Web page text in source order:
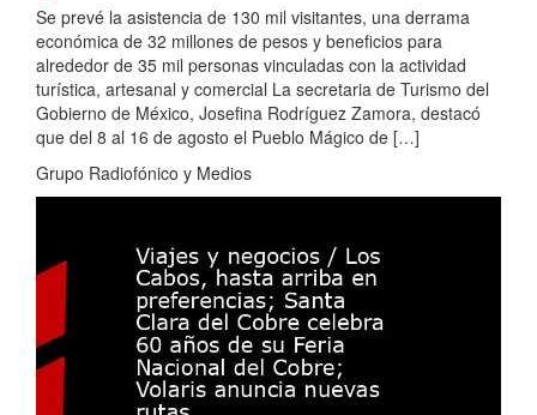
Se prevé la asistencia de 130 mil visitantes, una derrama
económica de 32 millones de pesos y beneficios para
alrededor de 35 mil personas vinculadas con la actividad
turística, artesanal y comercial La secretaria de Turismo del
Gobierno de México, Josefina Rodríguez Zamora, destacó
que del 8 al 16 de agosto el Pueblo Mágico de […]
Grupo Radiofónico y Medios